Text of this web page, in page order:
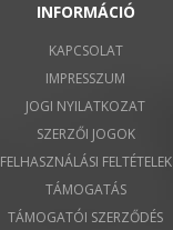
INFORMÁCIÓ
KAPCSOLAT
IMPRESSZUM
JOGI NYILATKOZAT
SZERZŐI JOGOK
FELHASZNÁLÁSI FELTÉTELEK
TÁMOGATÁS
TÁMOGATÓI SZERZŐDÉS